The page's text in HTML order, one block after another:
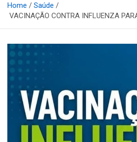
Home
Saúde
VACINAÇÃO CONTRA INFLUENZA